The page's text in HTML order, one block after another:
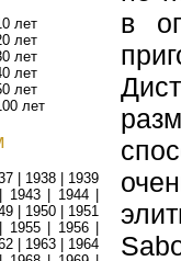
лет
лет
лет
лет
лет
лет
1938
1939
1943| 1944|
1950
1951
1955| 1956|
1963
1964
в